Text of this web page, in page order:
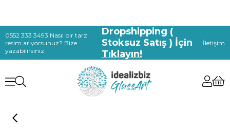
0552 333 3493 Nasıl bir tarz
resim arıyorsunuz? Bize
yazabilirsiniz.
Dropshipping (
Stoksuz Satış ) İçin
Tıklayın!
İletişim